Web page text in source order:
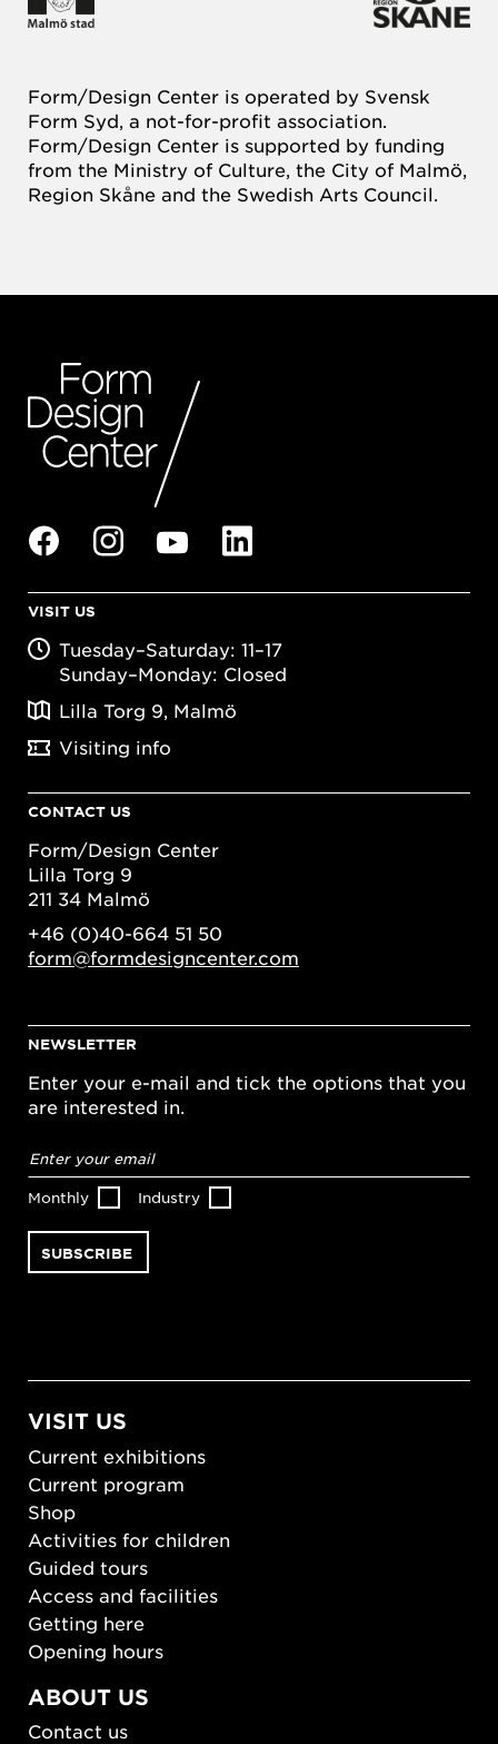
Form/Design Center is operated by Svensk
Form Syd, a not-for-profit association.
Form/Design Center is supported by funding
from the Ministry of Culture, the City of Malmö,
Region Skåne and the Swedish Arts Council.
VISIT US
Tuesday–Saturday: 11–17
Sunday–Monday: Closed
Lilla Torg 9, Malmö
Visiting info
CONTACT US
Form/Design Center
Lilla Torg 9
211 34 Malmö
+46 (0)40-664 51 50
form@formdesigncenter.com
NEWSLETTER
Enter your e-mail and tick the options that you
are interested in.
address*
Monthly Industry
VISIT US
Current exhibitions
Current program
Shop
Activities for children
Guided tours
Access and facilities
Getting here
Opening hours
ABOUT US
Contact us